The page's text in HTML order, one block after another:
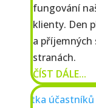
fungování
klienty. Den
a příjemných
stranách.
ČÍST DÁLE...